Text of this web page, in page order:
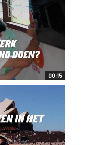
00:15